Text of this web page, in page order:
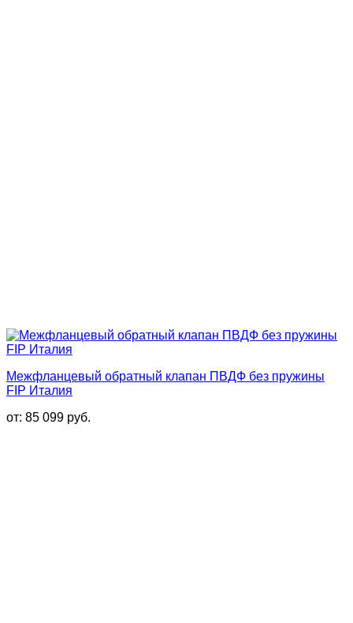
Межфланцевый обратный клапан ПВДФ без пружины
FIP Италия
от: 85 099 руб.